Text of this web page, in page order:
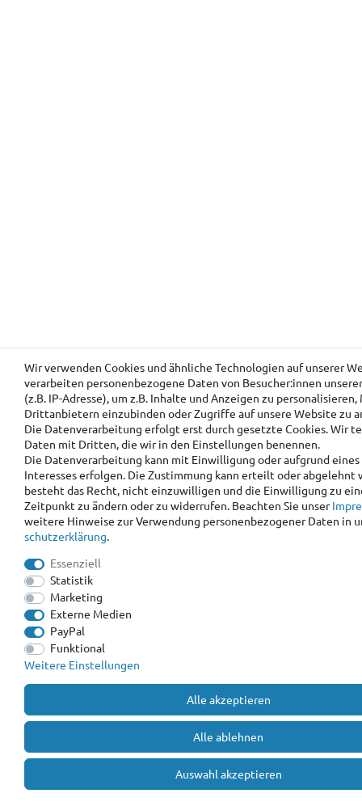
Wir verwenden Cookies und ähnliche Technologien auf unserer
verarbeiten personenbezogene Daten von Besucher:innen
(z.B. IP-Adresse), um z.B. Inhalte und Anzeigen zu
Drittanbietern einzubinden oder Zugriffe auf unsere Website zu
Die Datenverarbeitung erfolgt erst durch gesetzte Cookies. Wir
Daten mit Dritten, die wir in den Einstellungen benennen.
Die Datenverarbeitung kann mit Einwilligung oder aufgrund
Interesses erfolgen. Die Zustimmung kann erteilt oder abgelehnt
besteht das Recht, nicht einzuwilligen und die Einwilligung zu
Zeitpunkt zu ändern oder zu widerrufen. Beachten Sie unser
weitere Hinweise zur Verwendung personenbezogener Daten in
schutz­erklärung.
Essenziell
Statistik
Marketing
Externe Medien
PayPal
Funktional
Weitere Einstellungen
Alle akzeptieren
Alle ablehnen
Auswahl akzeptieren